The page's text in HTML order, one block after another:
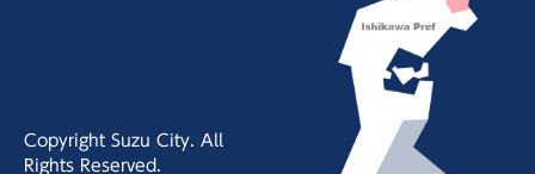
Copyright Suzu City. All
Rights Reserved.